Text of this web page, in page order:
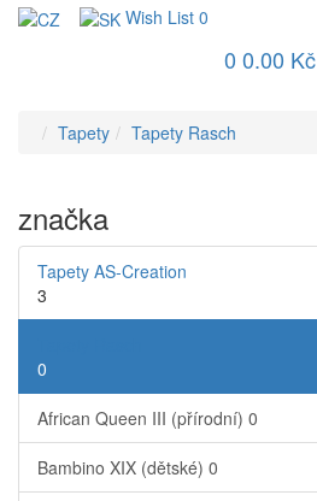
Wish List 0
0 0.00 Kč
Tapety Tapety Rasch
značka
Tapety AS-Creation
3
0
African Queen III (přírodní) 0
Bambino XIX (dětské) 0